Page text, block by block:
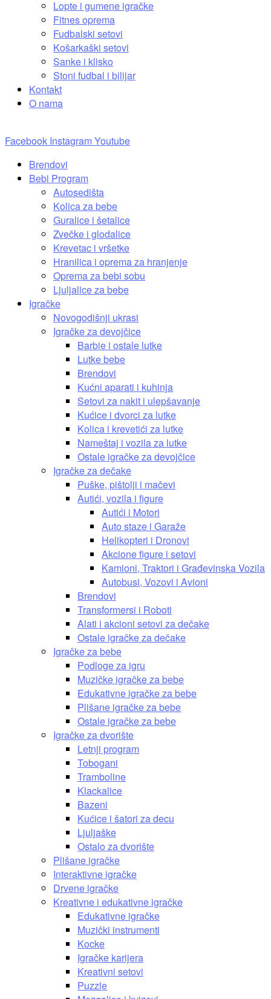
Lopte i gumene igračke
Fitnes oprema
Fudbalski setovi
Košarkaški setovi
Sanke i klisko
Stoni fudbal i bilijar
Kontakt
O nama
Facebook InstagramYoutube
Brendovi
Bebi Program
Autosedišta
Kolica za bebe
Guralice i šetalice
Zvečke i glodalice
Krevetac i vršetke
Hranilica i oprema za hranjenje
Oprema za bebi sobu
Ljuljalice za bebe
Igračke
Novogodišnji ukrasi
Igračke za devojčice
Barbie i ostale lutke
Lutke bebe
Brendovi
Kućni aparati i kuhinja
Setovi za nakit i ulepšavanje
Kućice i dvorci za lutke
Kolica i krevetići za lutke
Nameštaj i vozila za lutke
Ostale igračke za devojčice
Igračke za dečake
Puške, pištolji i mačevi
Autići, vozila i figure
Autići i Motori
Auto staze i Garaže
Helikopteri i Dronovi
Akcione figure i setovi
Kamioni, Traktori i Građevinska Vozila
Autobusi, Vozovi i Avioni
Brendovi
Transformersi i Roboti
Alati i akcioni setovi za dečake
Ostale igračke za dečake
Igračke za bebe
Podloge za igru
Muzičke igračke za bebe
Edukativne igračke za bebe
Plišane igračke za bebe
Ostale igračke za bebe
Igračke za dvorište
Letnji program
Tobogani
Tramboline
Klackalice
Bazeni
Kućice i šatori za decu
Ljuljaške
Ostalo za dvorište
Plišane igračke
Interaktivne igračke
Drvene igračke
Kreativne i edukativne igračke
Edukativne igračke
Muzički instrumenti
Kocke
Igračke karijera
Kreativni setovi
Puzzle